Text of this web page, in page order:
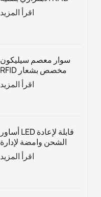
لإدارة الجذب السياحي
بناءً على الوقت
اقرأ المزيد
سوار معصم سيليكون
RFID مخصص بشعار
العد التنازلي مع أضواء
LED
اقرأ المزيد
أساور LED قابلة لإعادة
الشحن وامضة لإدارة
الوقت لحديقة
الترامبولين
اقرأ المزيد